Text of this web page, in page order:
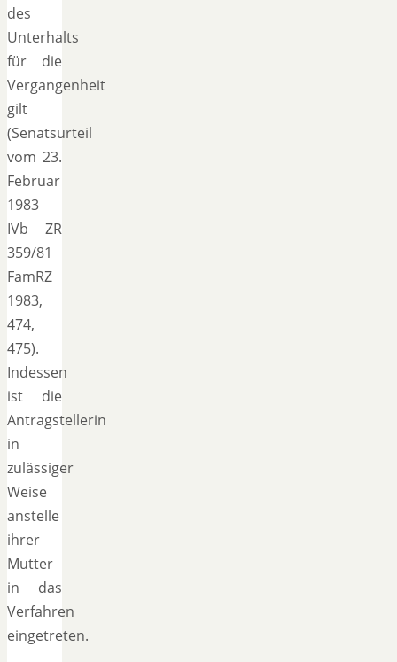
des
Unterhalts
für die
Vergangenheit
gilt
(Senatsurteil
vom 23.
Februar
1983
IVb ZR
359/81
FamRZ
1983,
474,
475).
Indessen
ist die
Antragstellerin
in
zulässiger
Weise
anstelle
ihrer
Mutter
in das
Verfahren
eingetreten.